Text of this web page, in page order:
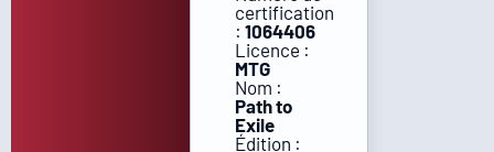
certification
: 1064406
Licence :
MTG
Nom :
Path to
Exile
Édition :